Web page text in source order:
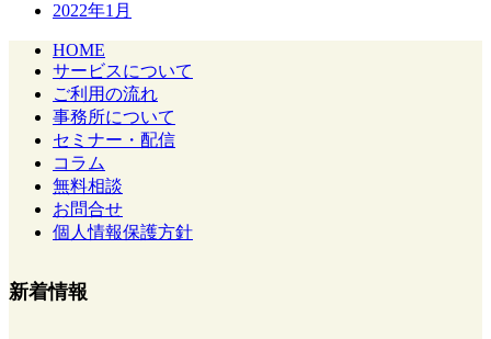
2022年1月
HOME
サービスについて
ご利用の流れ
事務所について
セミナー・配信
コラム
無料相談
お問合せ
個人情報保護方針
新着情報